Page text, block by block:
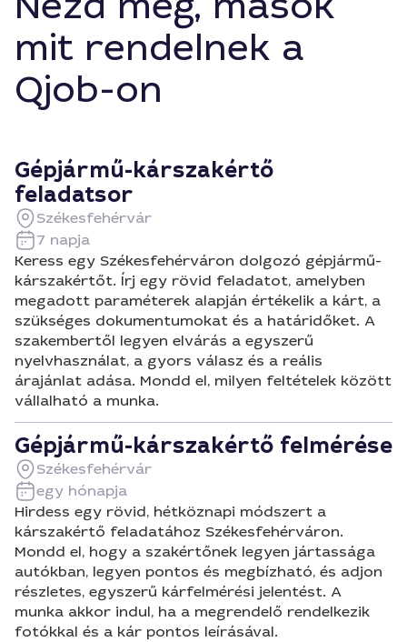
mit rendelnek a
Qjob-on
Gépjármű-kárszakértő
feladatsor
Székesfehérvár
7 napja
Keress egy Székesfehérváron dolgozó gépjármű-
kárszakértőt. Írj egy rövid feladatot, amelyben
megadott paraméterek alapján értékelik a kárt, a
szükséges dokumentumokat és a határidőket. A
szakembertől legyen elvárás a egyszerű
nyelvhasználat, a gyors válasz és a reális
árajánlat adása. Mondd el, milyen feltételek között
vállalható a munka.
Gépjármű-kárszakértő felmérése
Székesfehérvár
egy hónapja
Hirdess egy rövid, hétköznapi módszert a
kárszakértő feladatához Székesfehérváron.
Mondd el, hogy a szakértőnek legyen jártassága
autókban, legyen pontos és megbízható, és adjon
részletes, egyszerű kárfelmérési jelentést. A
munka akkor indul, ha a megrendelő rendelkezik
fotókkal és a kár pontos leírásával.